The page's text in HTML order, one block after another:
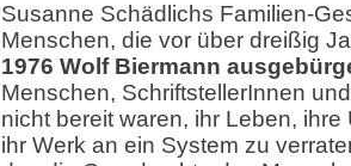
Susanne Schädlichs Familien-
Menschen, die vor über dreißig
1976 Wolf Biermann
Menschen, SchriftstellerInnen
nicht bereit waren, ihr Leben,
ihr Werk an ein System zu